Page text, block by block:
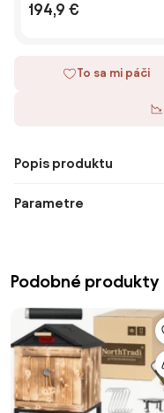
194,9 €
To sa mi páči
Popis produktu
Parametre
Podobné produkty